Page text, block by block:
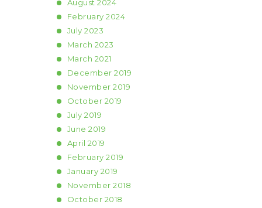
August2024
February2024
July2023
March 2023
March 2021
December2019
November2019
October 2019
July2019
June2019
April 2019
February2019
January 2019
November2018
October 2018